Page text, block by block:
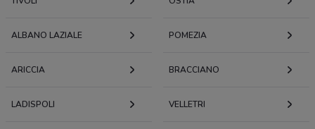
ALBANO LAZIALE POMEZIA
ARICCIA BRACCIANO
LADISPOLI VELLETRI